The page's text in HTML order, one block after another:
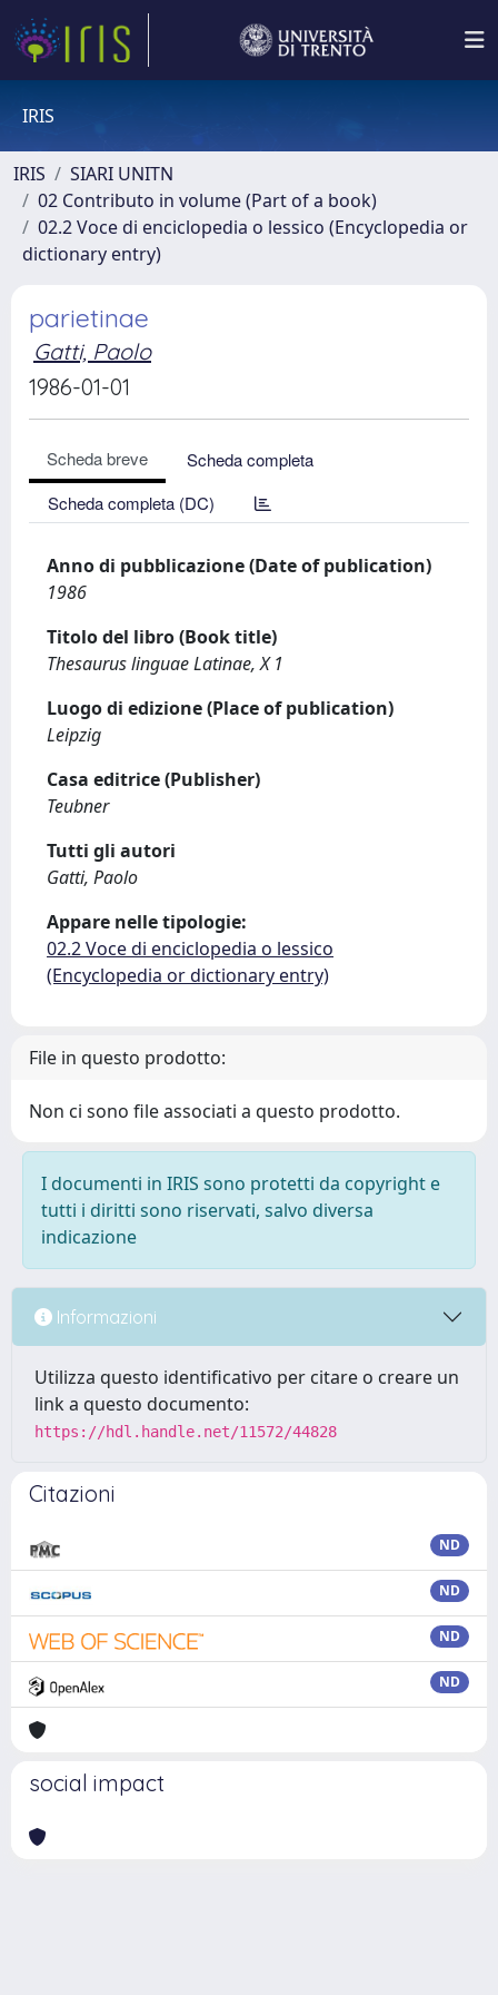
IRIS
IRIS
SIARI UNITN
02 Contributo in volume (Part of a book)
02.2 Voce di enciclopedia o lessico (Encyclopedia or
dictionary entry)
parietinae
Gatti, Paolo
1986-01-01
Scheda breve
Scheda completa
Scheda completa (DC)
Anno di pubblicazione (Date of publication)
1986
Titolo del libro (Book title)
Thesaurus linguae Latinae, X 1
Luogo di edizione (Place of publication)
Leipzig
Casa editrice (Publisher)
Teubner
Tutti gli autori
Gatti, Paolo
Appare nelle tipologie:
02.2 Voce di enciclopedia o lessico
(Encyclopedia or dictionary entry)
File in questo prodotto:
Non ci sono file associati a questo prodotto.
I documenti in IRIS sono protetti da copyright e
tutti i diritti sono riservati, salvo diversa
indicazione
Informazioni
Utilizza questo identificativo per citare o creare un
link a questo documento:
https://hdl.handle.net/11572/44828
Citazioni
ND
ND
ND
ND
social impact